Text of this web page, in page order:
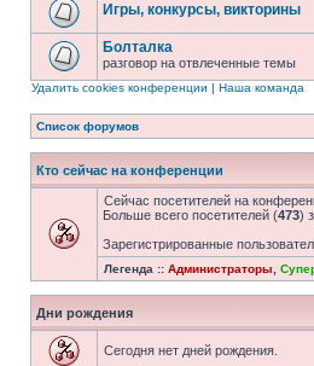
Игры, конкурсы, викторины
Болталка
разговор на отвлеченные темы
Удалить cookies конференции | Наша команда
Список форумов
Кто сейчас на конференции
Сейчас посетителей на
Больше всего посетителей (473)
Зарегистрированные
Легенда :: Администраторы
Дни рождения
Сегодня нет дней рождения.